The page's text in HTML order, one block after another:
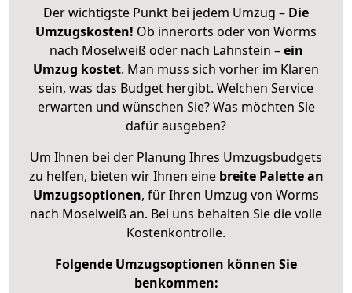
Der wichtigste Punkt bei jedem Umzug – Die
Umzugskosten! Ob innerorts oder von Worms
nach Moselweiß oder nach Lahnstein –ein
Umzug kostet. Man muss sich vorher im Klaren
sein, was das Budget hergibt. Welchen Service
erwarten und wünschen Sie? Was möchten Sie
dafür ausgeben?
Um Ihnen bei der Planung Ihres Umzugsbudgets
zu helfen, bieten wir Ihnen eine breite Palette an
Umzugsoptionen, für Ihren Umzug von Worms
nach Moselweiß an. Bei uns behalten Sie die volle
Kostenkontrolle.
Folgende Umzugsoptionen können Sie
benkommen: